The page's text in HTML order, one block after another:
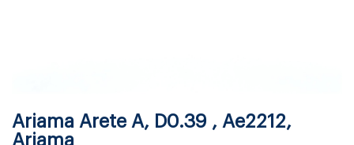
Ariama Arete A, D0.39 , Ae2212,
Ariama